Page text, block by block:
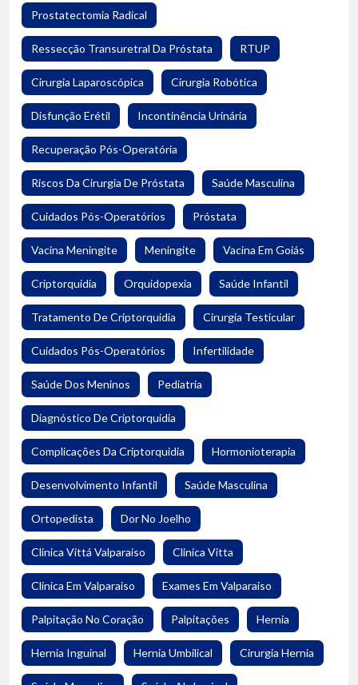
Prostatectomia Radical
Ressecção Transuretral Da Próstata RTUP
Cirurgia Laparoscópica Cirurgia Robótica
Disfunção Erétil Incontinência Urinária
Recuperação Pós-Operatória
Riscos Da Cirurgia De Próstata Saúde Masculina
Cuidados Pós-Operatórios Próstata
Vacina Meningite Meningite Vacina Em Goiás
Criptorquidia Orquidopexia Saúde Infantil
Tratamento De Criptorquidia Cirurgia Testicular
Cuidados Pós-Operatórios Infertilidade
Saúde Dos Meninos Pediatria
Diagnóstico De Criptorquidia
Complicações Da Criptorquidia Hormonioterapia
Desenvolvimento Infantil Saúde Masculina
Ortopedista Dor No Joelho
Clinica Vittá Valparaiso Clinica Vitta
Clínica Em Valparaiso Exames Em Valparaiso
Palpitação No Coração Palpitações Hernia
Hernia Inguinal Hernia Umbilical Cirurgia Hernia